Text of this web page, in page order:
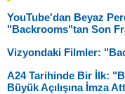
YouTube'dan Beyaz
"Backrooms"tan Son
Vizyondaki Filmler:
A24 Tarihinde Bir İlk:
Büyük Açılışına İmza